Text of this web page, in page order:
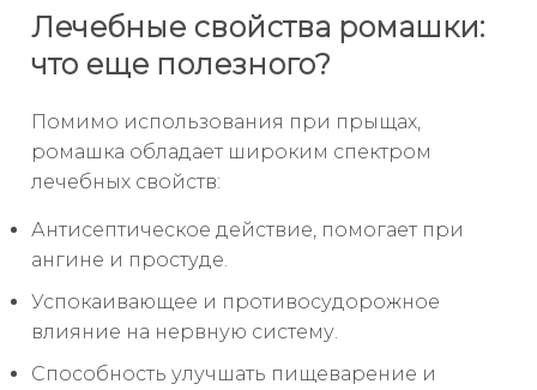
Лечебные свойства ромашки:
что еще полезного?
Помимо использования при прыщах,
ромашка обладает широким спектром
лечебных свойств:
Антисептическое действие, помогает при
ангине и простуде.
Успокаивающее и противосудорожное
влияние на нервную систему.
Способность улучшать пищеварение и